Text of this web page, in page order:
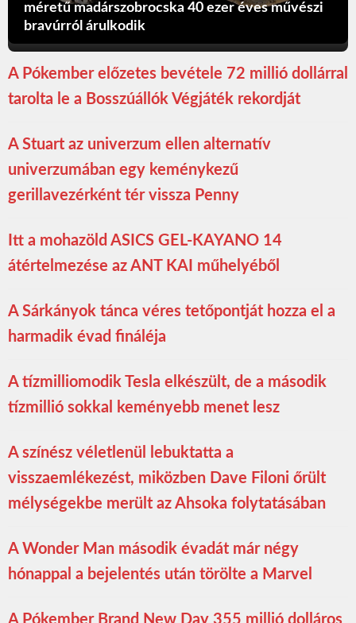
méretű madárszobrocska 40 ezer éves művészi
bravúrról árulkodik
A Pókember előzetes bevétele 72 millió dollárral
tarolta le a Bosszúállók Végjáték rekordját
A Stuart az univerzum ellen alternatív
univerzumában egy keménykezű
gerillavezérként tér vissza Penny
Itt a mohazöld ASICS GEL-KAYANO 14
átértelmezése az ANT KAI műhelyéből
A Sárkányok tánca véres tetőpontját hozza el a
harmadik évad fináléja
A tízmilliomodik Tesla elkészült, de a második
tízmillió sokkal keményebb menet lesz
A színész véletlenül lebuktatta a
visszaemlékezést, miközben Dave Filoni őrült
mélységekbe merült az Ahsoka folytatásában
A Wonder Man második évadát már négy
hónappal a bejelentés után törölte a Marvel